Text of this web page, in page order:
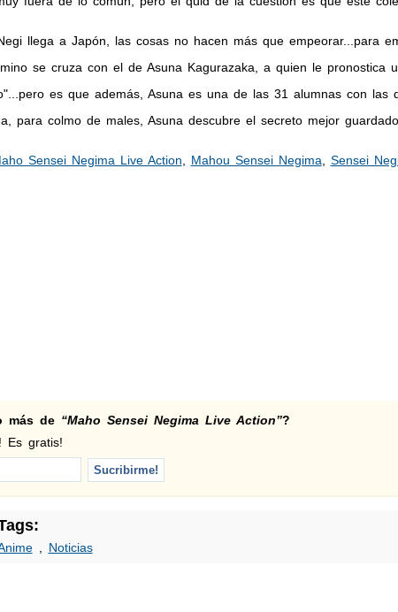
llega a Japón, las cosas no hacen más que empeorar...para
se cruza con el de Asuna Kagurazaka, a quien le pronostica
es que además, Asuna es una de las 31 alumnas con las
para colmo de males, Asuna descubre el secreto mejor
Sensei Negima Live Action Mahou Sensei Negima Sensei
más de “Maho Sensei Negima Live Action”?
Es gratis!
, Noticias